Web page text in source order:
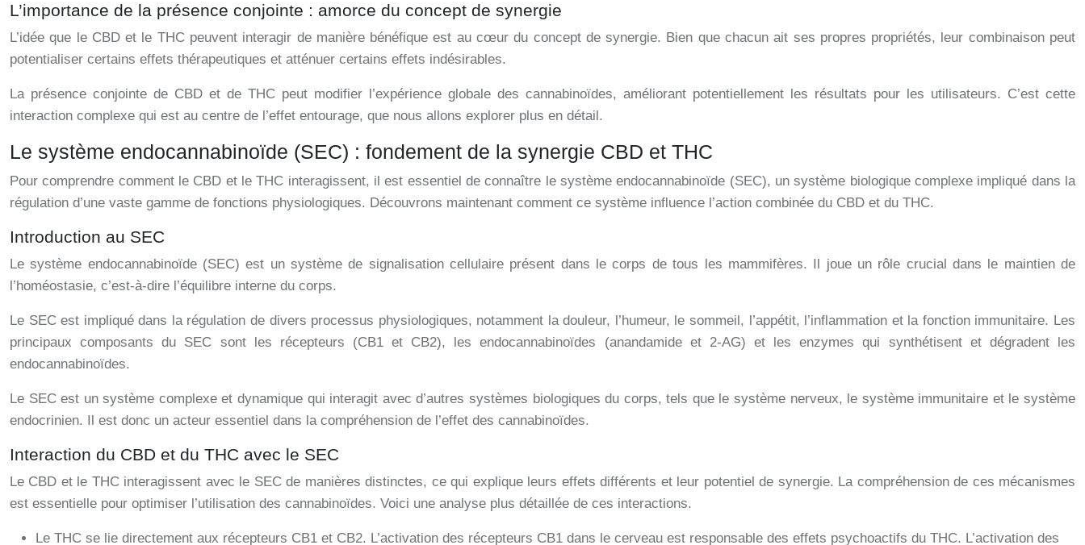
L’importance de la présence conjointe : amorce du concept de synergie
L’idée que le CBD et le THC peuvent interagir de manière bénéfique est au cœur du concept de synergie. Bien que chacun ait ses propres propriétés, leur combinaison peut
potentialiser certains effets thérapeutiques et atténuer certains effets indésirables.
La présence conjointe de CBD et de THC peut modifier l’expérience globale des cannabinoïdes, améliorant potentiellement les résultats pour les utilisateurs. C’est cette
interaction complexe qui est au centre de l’effet entourage, que nous allons explorer plus en détail.
Le système endocannabinoïde (SEC) : fondement de la synergie CBD et THC
Pour comprendre comment le CBD et le THC interagissent, il est essentiel de connaître le système endocannabinoïde (SEC), un système biologique complexe impliqué dans la
régulation d’une vaste gamme de fonctions physiologiques. Découvrons maintenant comment ce système influence l’action combinée du CBD et du THC.
Introduction au SEC
Le système endocannabinoïde (SEC) est un système de signalisation cellulaire présent dans le corps de tous les mammifères. Il joue un rôle crucial dans le maintien de
l’homéostasie, c’est-à-dire l’équilibre interne du corps.
Le SEC est impliqué dans la régulation de divers processus physiologiques, notamment la douleur, l’humeur, le sommeil, l’appétit, l’inflammation et la fonction immunitaire. Les
principaux composants du SEC sont les récepteurs (CB1 et CB2), les endocannabinoïdes (anandamide et 2-AG) et les enzymes qui synthétisent et dégradent les
endocannabinoïdes.
Le SEC est un système complexe et dynamique qui interagit avec d’autres systèmes biologiques du corps, tels que le système nerveux, le système immunitaire et le système
endocrinien. Il est donc un acteur essentiel dans la compréhension de l’effet des cannabinoïdes.
Interaction du CBD et du THC avec le SEC
Le CBD et le THC interagissent avec le SEC de manières distinctes, ce qui explique leurs effets différents et leur potentiel de synergie. La compréhension de ces mécanismes
est essentielle pour optimiser l’utilisation des cannabinoïdes. Voici une analyse plus détaillée de ces interactions.
Le THC se lie directement aux récepteurs CB1 et CB2. L’activation des récepteurs CB1 dans le cerveau est responsable des effets psychoactifs du THC. L’activation des